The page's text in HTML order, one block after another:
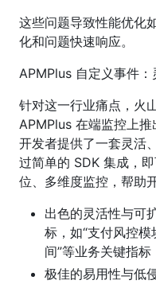
这些问题导致性能优化
化和问题快速响应。
APMPlus 自定义事件
针对这一行业痛点，火
APMPlus 在端监控上
开发者提供了一套灵活
过简单的 SDK 集成，
位、多维度监控，帮助
出色的灵活性与可
标，如“支付风控模
间”等业务关键指标
极佳的易用性与低